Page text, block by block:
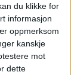
du klikke for
informasjon
oppmerksom
kanskje
mot
dette